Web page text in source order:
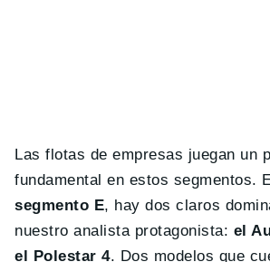
Las flotas de empresas juegan un
fundamental en estos segmentos.
segmento E, hay dos claros
nuestro analista protagonista: el
el Polestar 4. Dos modelos que